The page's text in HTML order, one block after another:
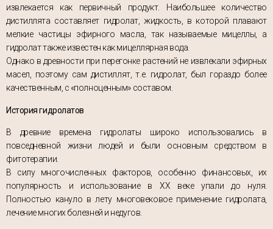
извлекается как первичный продукт. Наибольшее количество
дистиллята составляет гидролат, жидкость, в которой плавают
мелкие частицы эфирного масла, так называемые мицеллы, а
гидролат также известен как мицеллярная вода.
Однако в древности при перегонке растений не извлекали эфирных
масел, поэтому сам дистиллят, т.е. гидролат, был гораздо более
качественным, с «полноценным» составом.
История гидролатов
В древние времена гидролаты широко использовались в
повседневной жизни людей и были основным средством в
фитотерапии.
В силу многочисленных факторов, особенно финансовых, их
популярность и использование в ХХ веке упали до нуля.
Полностью кануло в лету многовековое применение гидролата,
лечение многих болезней и недугов.